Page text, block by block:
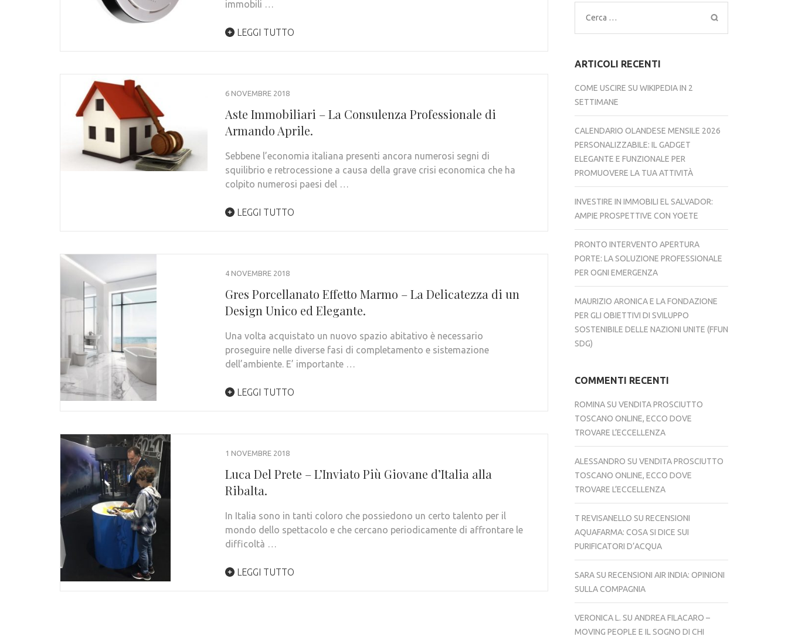
immobili …
LEGGI TUTTO
6 NOVEMBRE 2018
Aste Immobiliari – La Consulenza Professionale di
Armando Aprile.
Sebbene l’economia italiana presenti ancora numerosi segni di
squilibrio e retrocessione a causa della grave crisi economica che ha
colpito numerosi paesi del …
LEGGI TUTTO
4 NOVEMBRE 2018
Gres Porcellanato Effetto Marmo – La Delicatezza di un
Design Unico ed Elegante.
Una volta acquistato un nuovo spazio abitativo è necessario
proseguire nelle diverse fasi di completamento e sistemazione
dell’ambiente. E’ importante …
LEGGI TUTTO
1 NOVEMBRE 2018
Luca Del Prete – L’Inviato Più Giovane d’Italia alla
Ribalta.
In Italia sono in tanti coloro che possiedono un certo talento per il
mondo dello spettacolo e che cercano periodicamente di affrontare le
difficoltà …
LEGGI TUTTO
Ricerca
per:
ARTICOLI RECENTI
COME USCIRE SU WIKIPEDIA IN 2
SETTIMANE
CALENDARIO OLANDESE MENSILE 2026
PERSONALIZZABILE: IL GADGET
ELEGANTE E FUNZIONALE PER
PROMUOVERE LA TUA ATTIVITÀ
INVESTIRE IN IMMOBILI EL SALVADOR:
AMPIE PROSPETTIVE CON YOETE
PRONTO INTERVENTO APERTURA
PORTE: LA SOLUZIONE PROFESSIONALE
PER OGNI EMERGENZA
MAURIZIO ARONICA E LA FONDAZIONE
PER GLI OBIETTIVI DI SVILUPPO
SOSTENIBILE DELLE NAZIONI UNITE (FFUN
SDG)
COMMENTI RECENTI
ROMINASU VENDITA PROSCIUTTO
TOSCANO ONLINE, ECCO DOVE
TROVARE L’ECCELLENZA
ALESSANDRO SU VENDITA PROSCIUTTO
TOSCANO ONLINE, ECCO DOVE
TROVARE L’ECCELLENZA
T REVISANELLO SU RECENSIONI
AQUAFARMA: COSA SI DICE SUI
PURIFICATORI D’ACQUA
SARASU RECENSIONI AIR INDIA: OPINIONI
SULLA COMPAGNIA
VERONICA L. SU ANDREA FILACARO –
MOVING PEOPLE E IL SOGNO DI CHI